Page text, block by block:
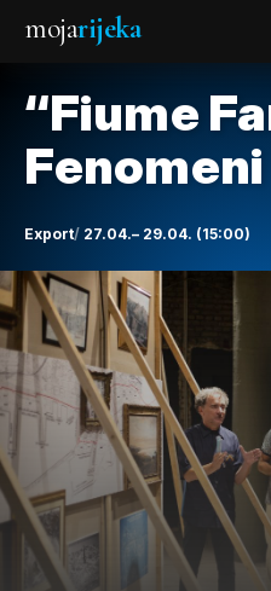
mojarijeka
“Fiume
Export 27.04.– 29.04. (15:00)